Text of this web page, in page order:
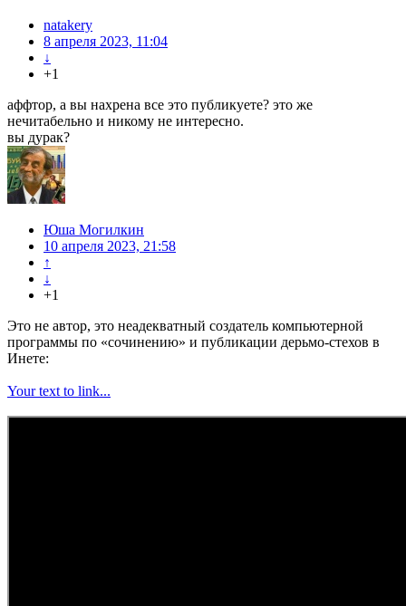
natakery
8 апреля 2023, 11:04
↓
+1
аффтор, а вы нахрена все это публикуете? это же
нечитабельно и никому не интересно.
вы дурак?
Юша Могилкин
10 апреля 2023, 21:58
↑
↓
+1
Это не автор, это неадекватный создатель компьютерной
программы по «сочинению» и публикации дерьмо-стехов в
Инете:
Your text to link...